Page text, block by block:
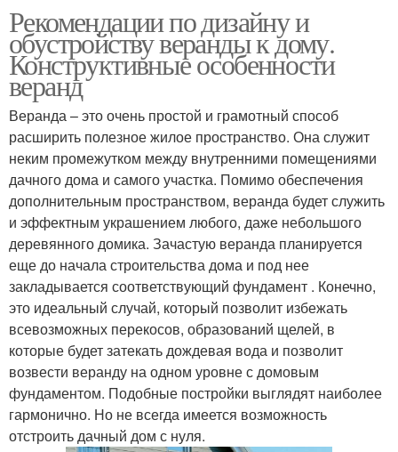
Рекомендации по дизайну и
обустройству веранды к дому.
Конструктивные особенности
веранд
Веранда – это очень простой и грамотный способ
расширить полезное жилое пространство. Она служит
неким промежутком между внутренними помещениями
дачного дома и самого участка. Помимо обеспечения
дополнительным пространством, веранда будет служить
и эффектным украшением любого, даже небольшого
деревянного домика. Зачастую веранда планируется
еще до начала строительства дома и под нее
закладывается соответствующий фундамент . Конечно,
это идеальный случай, который позволит избежать
всевозможных перекосов, образований щелей, в
которые будет затекать дождевая вода и позволит
возвести веранду на одном уровне с домовым
фундаментом. Подобные постройки выглядят наиболее
гармонично. Но не всегда имеется возможность
отстроить дачный дом с нуля.